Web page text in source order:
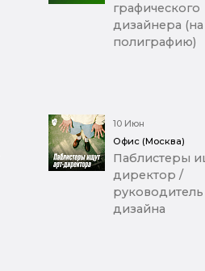
графического
дизайнера (на
полиграфию)
10 Июн
Офис (Москва)
Паблистеры
директор /
дизайна